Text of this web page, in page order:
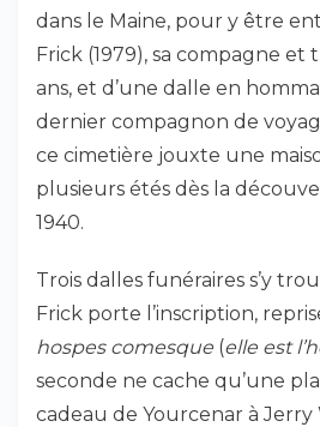
dans le Maine, pour y être
Frick (1979), sa compagne
ans, et d’une dalle en
dernier compagnon de
ce cimetière jouxte une
plusieurs étés dès la
1940.
Trois dalles funéraires s’y
Frick porte l’inscription,
hospes comesque (elle est
seconde ne cache qu’une
cadeau de Yourcenar à